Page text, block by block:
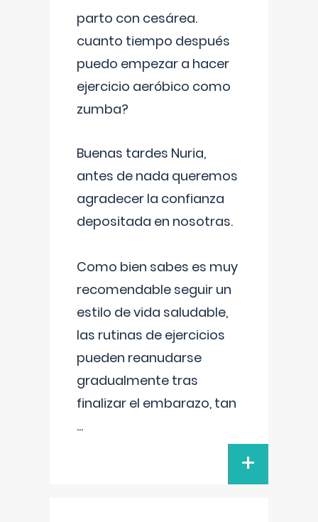
parto con cesárea.
cuanto tiempo después
puedo empezar a hacer
ejercicio aeróbico como
zumba?
Buenas tardes Nuria,
antes de nada queremos
agradecer la confianza
depositada en nosotras.
Como bien sabes es muy
recomendable seguir un
estilo de vida saludable,
las rutinas de ejercicios
pueden reanudarse
gradualmente tras
finalizar el embarazo, tan
...
+